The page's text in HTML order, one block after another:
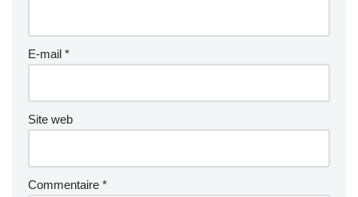
E-mail *
Site web
Commentaire *